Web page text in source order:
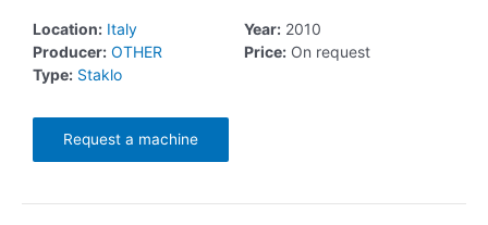
Location: Italy
Producer: OTHER
Type: Staklo
Year: 2010
Price: On request
Request a machine